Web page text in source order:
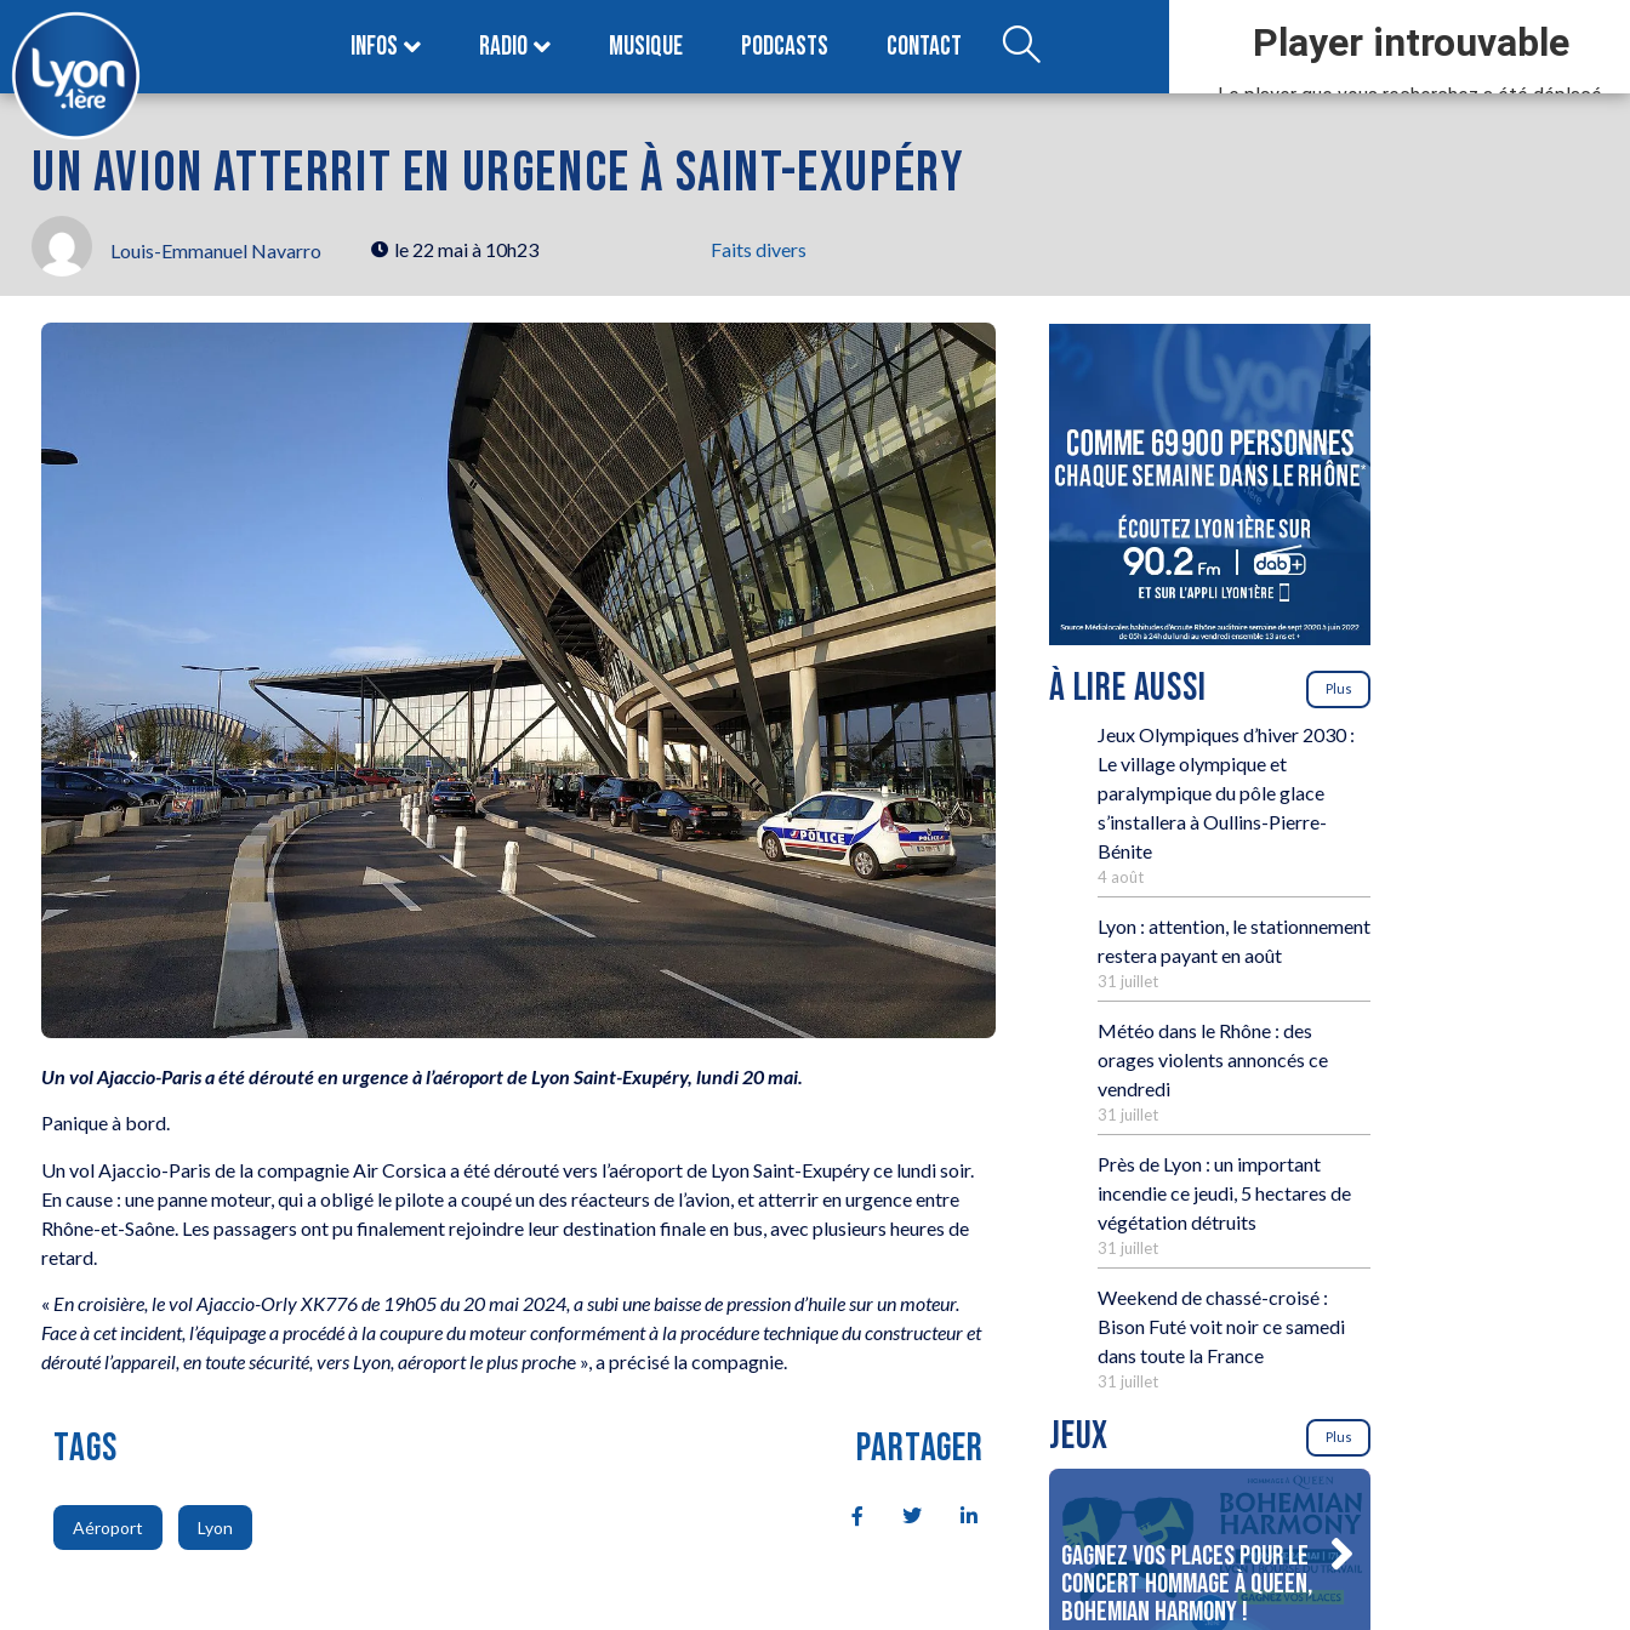
INFOS RADIO MUSIQUE PODCASTS CONTACT
UN AVION ATTERRIT EN URGENCE À SAINT-EXUPÉRY
Louis-Emmanuel Navarro le 22 mai à 10h23 Faits divers
Un vol Ajaccio-Paris a été dérouté en urgence à l’aéroport de Lyon Saint-Exupéry, lundi 20 mai.
Panique à bord.
Un vol Ajaccio-Paris de la compagnie Air Corsica a été dérouté vers l’aéroport de Lyon Saint-Exupéry ce lundi soir.
En cause : une panne moteur, qui a obligé le pilote a coupé un des réacteurs de l’avion, et atterrir en urgence entre
Rhône-et-Saône. Les passagers ont pu finalement rejoindre leur destination finale en bus, avec plusieurs heures de
retard.
« En croisière, le vol Ajaccio-Orly XK776 de 19h05 du 20 mai 2024, a subi une baisse de pression d’huile sur un moteur.
Face à cet incident, l’équipage a procédé à la coupure du moteur conformément à la procédure technique du constructeur et
dérouté l’appareil, en toute sécurité, vers Lyon, aéroport le plus proche », a précisé la compagnie.
TAGS
Aéroport
,
Lyon
PARTAGER
À LIRE AUSSI Plus
Jeux Olympiques d’hiver 2030 :
Le village olympique et
paralympique du pôle glace
s’installera à Oullins-Pierre-
Bénite
4 août
Lyon : attention, le stationnement
restera payant en août
31 juillet
Météo dans le Rhône : des
orages violents annoncés ce
vendredi
31 juillet
Près de Lyon : un important
incendie ce jeudi, 5 hectares de
végétation détruits
31 juillet
Weekend de chassé-croisé :
Bison Futé voit noir ce samedi
dans toute la France
31 juillet
JEUX Plus
Gagnez vos places pour le
concert Hommage à Queen,
Bohemian Harmony !